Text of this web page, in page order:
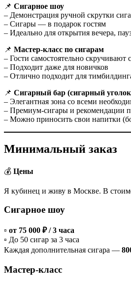
📌 Сигарное шоу
– Демонстрация ручной скрутки
– Сигары — в подарок гостям
– Идеально для открытия вечера,
📌 Мастер-класс по сигарам
– Гости самостоятельно скручивают
– Подходит даже для новичков
– Отлично подходит для
📌 Сигарный бар (сигарный
– Элегантная зона со всеми
– Премиум-сигары и рекомендации
– Можно приносить свои напитки
Минимальный заказ
💰 Цены
Я кубинец и живу в Москве. В
Сигарное шоу
▫️ от 75 000 ₽ / 3 часа
▫️ До 50 сигар за 3 часа
Каждая дополнительная сигара —
Мастер-класс